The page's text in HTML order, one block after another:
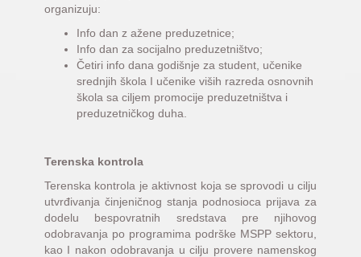
organizuju:
Info dan z ažene preduzetnice;
Info dan za socijalno preduzetništvo;
Četiri info dana godišnje za student, učenike
srednjih škola I učenike viših razreda osnovnih
škola sa ciljem promocije preduzetništva i
preduzetničkog duha.
Terenska kontrola
Terenska kontrola je aktivnost koja se sprovodi u cilju
utvrđivanja činjeničnog stanja podnosioca prijava za
dodelu bespovratnih sredstava pre njihovog
odobravanja po programima podrške MSPP sektoru,
kao I nakon odobravanja u cilju provere namenskog